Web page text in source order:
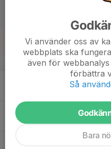
20
Tis
Vi använder oss av
webbplats ska
även för
förbättra
Så
Bara